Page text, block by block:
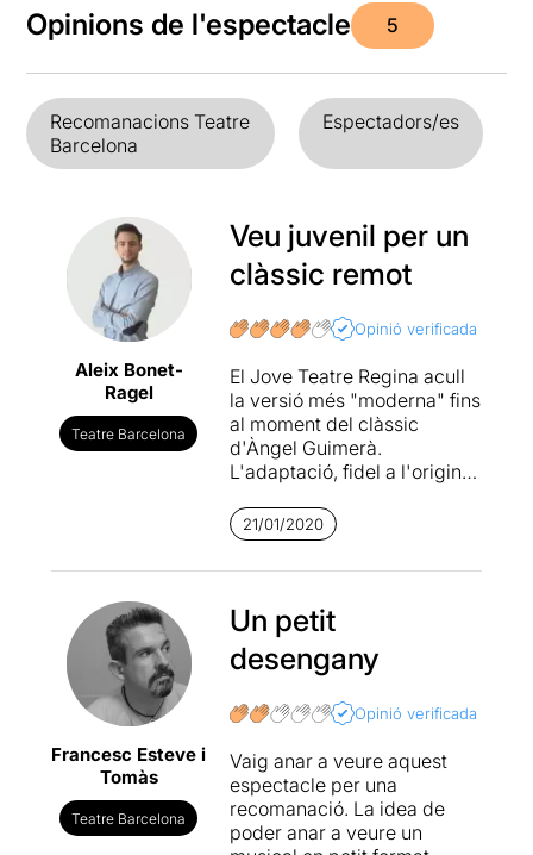
Opinions de l'espectacle 5
Recomanacions Teatre
Barcelona
Espectadors/es
Aleix Bonet-
Ragel
Teatre Barcelona
Veu juvenil per un
clàssic remot
Opinió verificada
El Jove Teatre Regina acull
la versió més "moderna" fins
al moment del clàssic
d'Àngel Guimerà.
L'adaptació, fidel a l'original,
un de més actual: ser una
refugiada que s'aventura a
creuar el mar amb una
les seves creences i el seu
aspecte seran l'eix vertebral
del rebuig que rep per part
costaner on arriba.La
història transita per
diferents tipus de
relacions, molts cops
definides per la violència no
verbal de l'un cap a l'altre.
21/01/2020
Francesc Esteve i
Tomàs
Teatre Barcelona
Un petit
desengany
Opinió verificada
Vaig anar a veure aquest
espectacle per una
recomanació. La idea de
poder anar a veure un